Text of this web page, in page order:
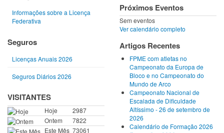
Informações sobre a Licença
Federativa
Seguros
Licenças Anuais 2026
Seguros Diários 2026
VISITANTES
Hoje
2987
Ontem
7822
Este Mês 73061
Próximos Eventos
Sem eventos
Ver calendário completo
Artigos Recentes
FPME com atletas no
Campeonato da Europa de
Bloco e no Campeonato do
Mundo de Arco
Campeonato Nacional de
Escalada de Dificuldade
Altíssimo - 26 de setembro de
2026
Calendário de Formação 2026